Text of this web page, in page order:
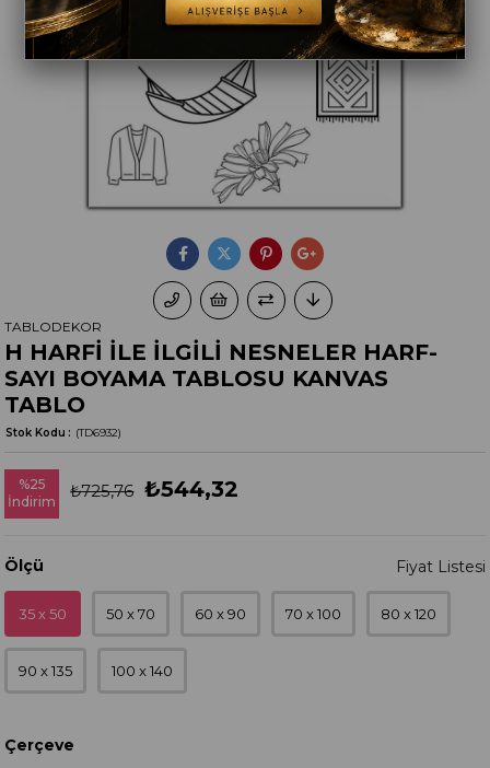
H HARFİ İLE İLGİLİ NESNELER HARF-
SAYI BOYAMA TABLOSU KANVAS
TABLO
(TD6932)
Stok Kodu
TABLODEKOR
%25
İndirim
₺725,76 ₺544,32
Ölçü
35 x 50 50 x 70 60 x 90 70 x 100 80 x 120
90 x 135 100 x 140
Çerçeve